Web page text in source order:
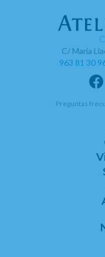
C/ Maria
963 81 30
Preguntas